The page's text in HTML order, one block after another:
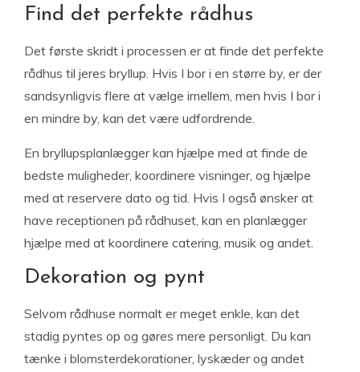
Find det perfekte rådhus
Det første skridt i processen er at finde det perfekte
rådhus til jeres bryllup. Hvis I bor i en større by, er der
sandsynligvis flere at vælge imellem, men hvis I bor i
en mindre by, kan det være udfordrende.
En bryllupsplanlægger kan hjælpe med at finde de
bedste muligheder, koordinere visninger, og hjælpe
med at reservere dato og tid. Hvis I også ønsker at
have receptionen på rådhuset, kan en planlægger
hjælpe med at koordinere catering, musik og andet.
Dekoration og pynt
Selvom rådhuse normalt er meget enkle, kan det
stadig pyntes op og gøres mere personligt. Du kan
tænke i blomsterdekorationer, lyskæder og andet